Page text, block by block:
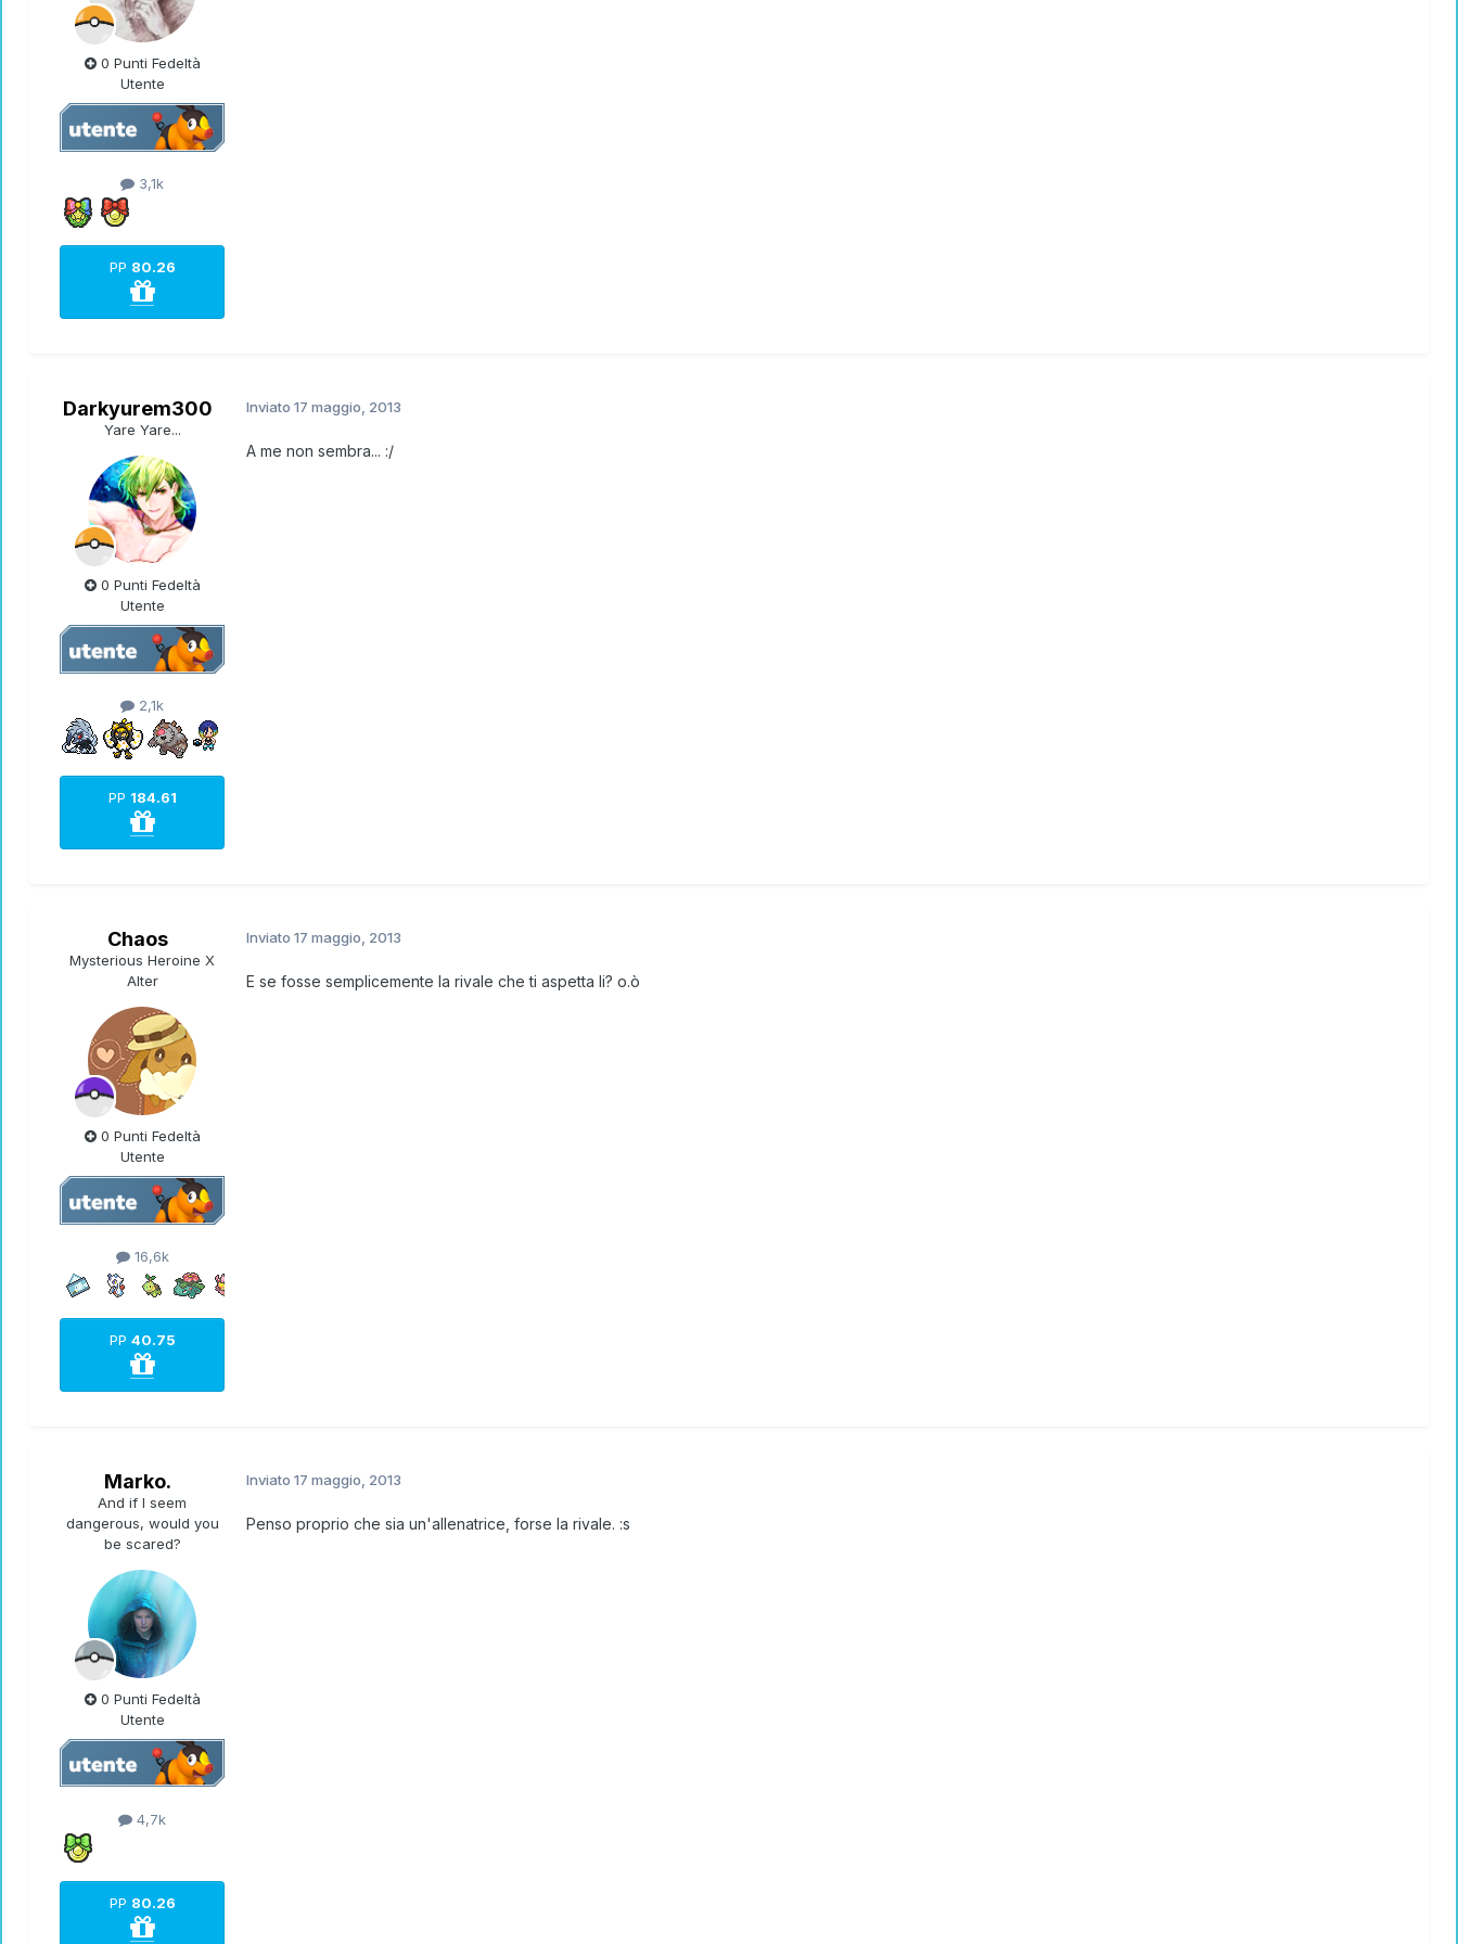
0 Punti Fedeltà
Utente
3,1k
PP 80.26
Darkyurem300
Yare Yare...
0 Punti Fedeltà
Utente
2,1k
PP 184.61
Inviato 17 maggio, 2013
A me non sembra... :/
Chaos
Mysterious Heroine X
Alter
0 Punti Fedeltà
Utente
16,6k
PP 40.75
Inviato 17 maggio, 2013
E se fosse semplicemente la rivale che ti aspetta li? o.ò
Marko.
And if I seem
dangerous, would you
be scared?
0 Punti Fedeltà
Utente
4,7k
PP 80.26
Inviato 17 maggio, 2013
Penso proprio che sia un'allenatrice, forse la rivale. :s